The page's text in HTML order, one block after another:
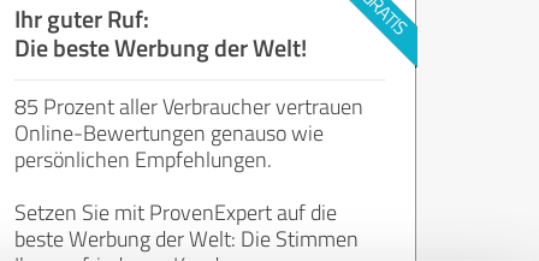
Ihr guter Ruf:
Die beste Werbung der Welt!
85 Prozent aller Verbraucher vertrauen
Online-Bewertungen genauso wie
persönlichen Empfehlungen.
Setzen Sie mit ProvenExpert auf die
beste Werbung der Welt: Die Stimmen